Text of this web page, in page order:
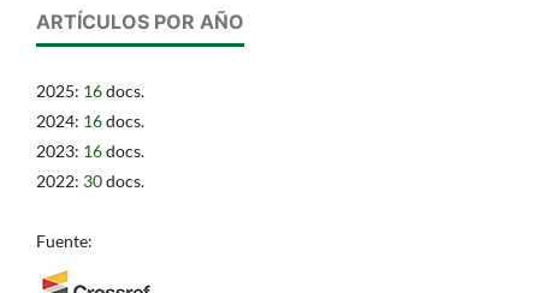
ARTÍCULOS POR AÑO
2025: 16docs.
2024: 16docs.
2023: 16docs.
2022: 30docs.
Fuente: